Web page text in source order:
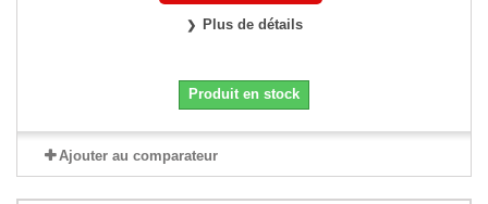
Plus de détails
Produit en stock
Ajouter au comparateur